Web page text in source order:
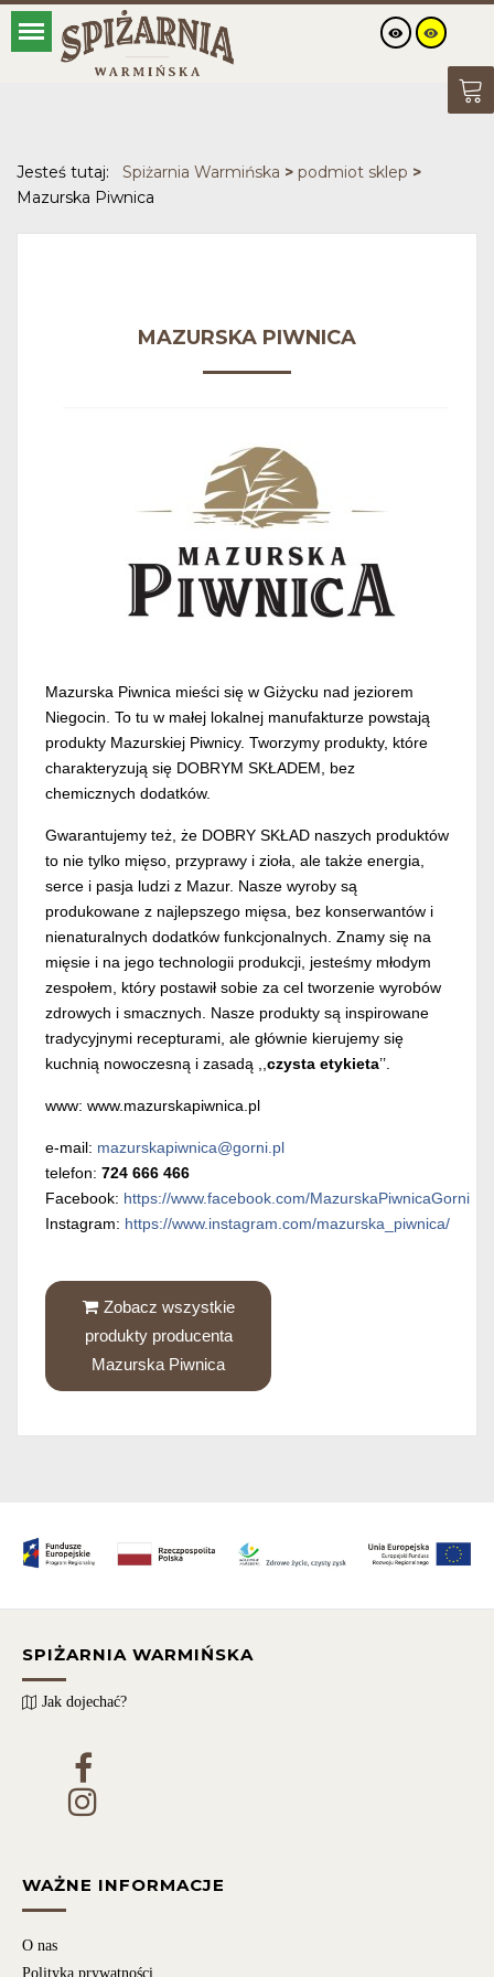
Jesteś tutaj: Spiżarnia Warmińska > podmiot sklep >
Mazurska Piwnica
MAZURSKA PIWNICA
Mazurska Piwnica mieści się w Giżycku nad jeziorem
Niegocin. To tu w małej lokalnej manufakturze powstają
produkty Mazurskiej Piwnicy. Tworzymy produkty, które
charakteryzują się DOBRYM SKŁADEM, bez
chemicznych dodatków.
Gwarantujemy też, że DOBRY SKŁAD naszych produktów
to nie tylko mięso, przyprawy i zioła, ale także energia,
serce i pasja ludzi z Mazur. Nasze wyroby są
produkowane z najlepszego mięsa, bez konserwantów i
nienaturalnych dodatków funkcjonalnych. Znamy się na
mięsie i na jego technologii produkcji, jesteśmy młodym
zespołem, który postawił sobie za cel tworzenie wyrobów
zdrowych i smacznych. Nasze produkty są inspirowane
tradycyjnymi recepturami, ale głównie kierujemy się
kuchnią nowoczesną i zasadą ,, czysta etykieta’’.
www: www.mazurskapiwnica.pl
e-mail: mazurskapiwnica@gorni.pl
telefon: 724 666 466
Facebook: https://www.facebook.com/MazurskaPiwnicaGorni
Instagram: https://www.instagram.com/mazurska_piwnica/
Zobacz wszystkie
produkty producenta
Mazurska Piwnica
SPIŻARNIA WARMIŃSKA
Jak dojechać?
WAŻNE INFORMACJE
O nas
Polityka prywatności